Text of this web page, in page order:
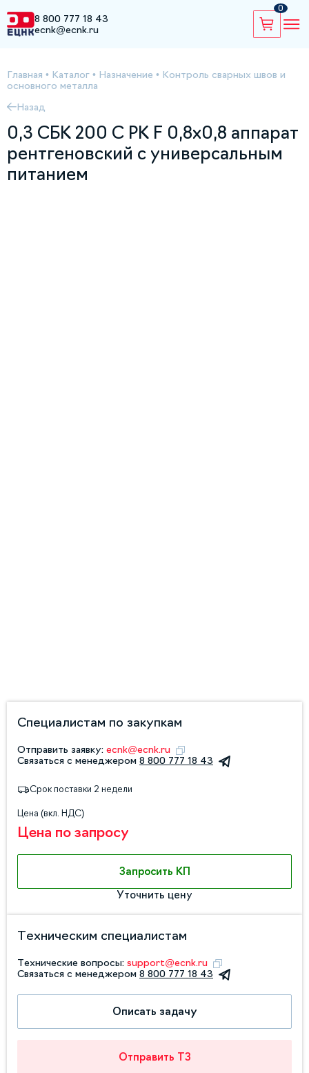
8 800 777 18 43
ecnk@ecnk.ru
0
Главная • Каталог • Назначение • Контроль сварных швов и
основного металла
Назад
0,3 СБК 200 С РК F 0,8х0,8 аппарат
рентгеновский с универсальным
питанием
Специалистам по закупкам
Отправить заявку: ecnk@ecnk.ru
Связаться с менеджером 8 800 777 18 43
Срок поставки 2 недели
Цена (вкл. НДС)
Цена по запросу
Запросить КП
Уточнить цену
Техническим специалистам
Технические вопросы: support@ecnk.ru
Связаться с менеджером 8 800 777 18 43
Описать задачу
Отправить ТЗ